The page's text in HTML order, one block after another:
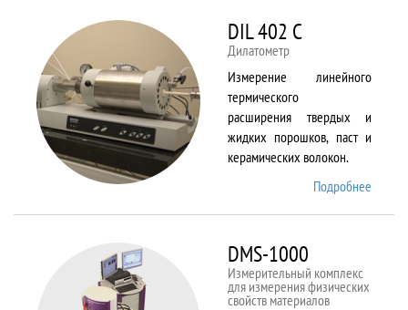
DIL 402 C
Дилатометр
Измерение линейного
термического
расширения твердых и
жидких порошков, паст и
керамических волокон.
Подробнее
DMS-1000
Измерительный комплекс
для измерения физических
свойств материалов